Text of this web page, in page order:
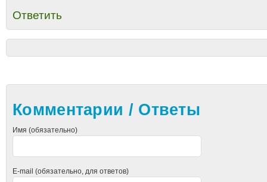
Ответить
Комментарии / Ответы
Имя (обязательно)
E-mail (обязательно, для ответов)